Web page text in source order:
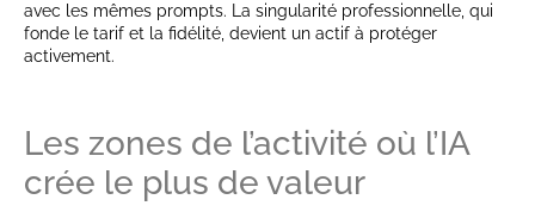
avec les mêmes prompts. La singularité professionnelle, qui
fonde le tarif et la fidélité, devient un actif à protéger
activement.
Les zones de l’activité où l’IA
crée le plus de valeur